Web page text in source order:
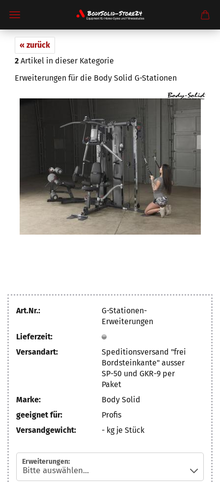
« zurück
2 Artikel in dieser Kategorie
Erweiterungen für die Body Solid G-Stationen
Art.Nr.:
G-Stationen-
Erweiterungen
Lieferzeit:
Versandart:
Speditionsversand "frei
Bordsteinkante" ausser
SP-50 und GKR-9 per
Paket
Marke:
Body Solid
geeignet für:
Profis
Versandgewicht:
- kg je Stück
Erweiterungen: